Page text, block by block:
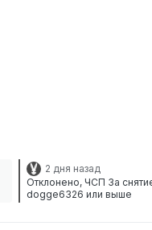
2 дня назад
Отклонено, ЧСП За
dogge6326 или выше